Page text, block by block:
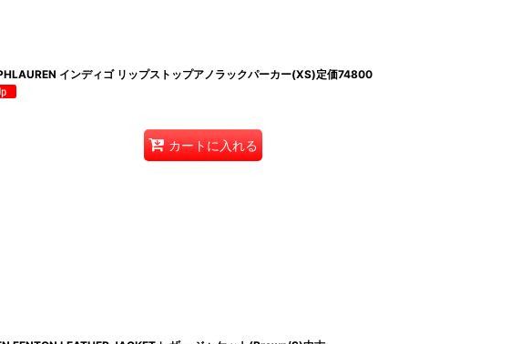
インディゴ リップストップアノラックパーカー(XS)定価74800
カートに入れる